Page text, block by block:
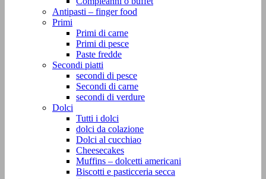
Antipasti – finger food
Primi
Primi di carne
Primi di pesce
Paste fredde
Secondi piatti
secondi di pesce
Secondi di carne
secondi di verdure
Dolci
Tutti i dolci
dolci da colazione
Dolci al cucchiao
Cheesecakes
Muffins – dolcetti americani
Biscotti e pasticceria secca